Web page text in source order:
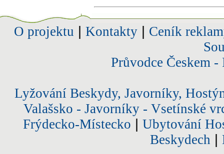
O projektu Kontakty| Ceník
Průvodce Českem
Lyžování Beskydy, Javorníky,
Valašsko - Javorníky - Vsetínské
Frýdecko-Místecko
Ubytování
Beskydech